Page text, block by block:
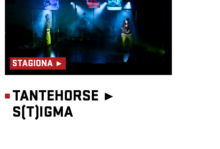
STAGIONA ►
TANTEHORSE ►
S(T)IGMA